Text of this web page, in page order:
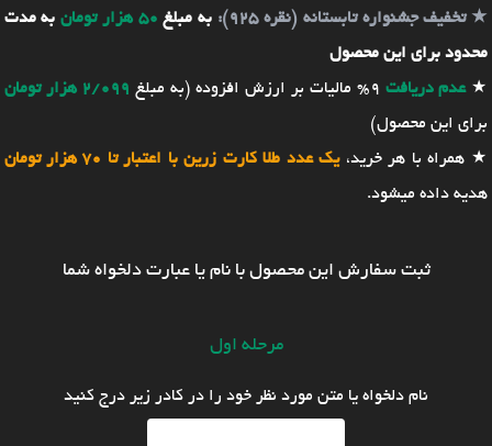
★تخفیف جشنواره تابستانه (نقره 925): به مبلغ 50 هزار تومان
به مدت
محدود برای این محصول
★عدم دریافت 9% مالیات بر ارزش افزوده (به مبلغ
2/099 هزار تومان
برای این محصول)
★ همراه با هر خرید،یک عدد طلا کارت زرین با اعتبار تا 70 هزار تومان
هدیه داده میشود.
ثبت سفارش این محصول با نام یا عبارت دلخواه شما
مرحله اول
نام دلخواه یا متن مورد نظر خود را در کادر زیر درج کنید